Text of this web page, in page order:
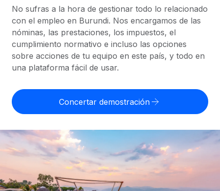
Nómina global
Gestiona las nóminas de forma sencilla y conforme a la
legalidad.
Employer of Record
Expándete en todo el mundo sin gastar en entidades.
cumpliendo la normativa.
Integra y gestiona a autónomos globalmente.
PEO
Externaliza tareas laborales complejas.
COBERTURA MUNDIAL
Explorador de países
Consulta el soporte del empleo global según el país.
Explorador estatal de EE. UU.
Simplifica la contratación en todos los estados de EE.
Comparador de Remote
Compáranos con otras empresas.
ETAPAS DE CRECIMIENTO
Startups
Soluciones ágiles de RR. HH. globales y nóminas para
empresas en crecimiento.
Recursos
HERRAMIENTAS Y CALCULADORAS
Calculadora del riesgo de clasificación errónea
Consulta el riesgo de clasificación errónea por país.
cualquier país.
Descubre opciones de divisas y tiempos de pago para
autónomos globales.
APRENDIZAJE CON REMOTE
Precios
English
Nederlands
Français
No sufras a la hora de gestionar todo lo relacionado
con el empleo en Burundi. Nos encargamos de las
nóminas, las prestaciones, los impuestos, el
cumplimiento normativo e incluso las opciones
sobre acciones de tu equipo en este país, y todo en
una plataforma fácil de usar.
Concertar demostración